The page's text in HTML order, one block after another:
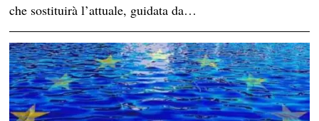
che sostituirà l’attuale, guidata da…